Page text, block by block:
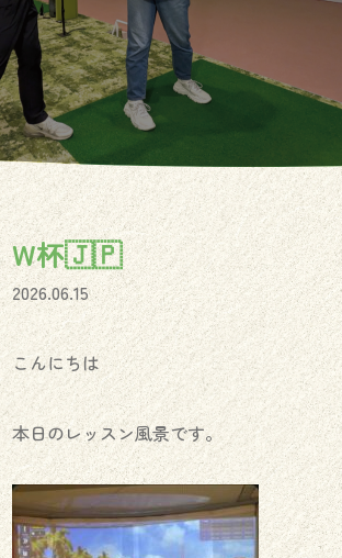
W杯🇯🇵
2026.06.15
こんにちは
本日のレッスン風景です。